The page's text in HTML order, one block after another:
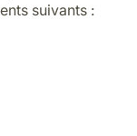
suivants :